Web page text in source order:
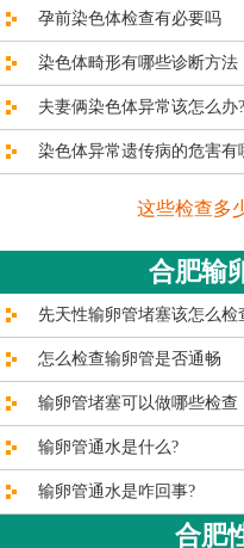
孕前染色体检查有必要吗
染色体畸形有哪些诊断方法
夫妻俩染色体异常该怎么办?
染色体异常遗传病的危害有
这些检查多
合肥输
先天性输卵管堵塞该怎么检
怎么检查输卵管是否通畅
输卵管堵塞可以做哪些检查
输卵管通水是什么?
输卵管通水是咋回事?
合肥